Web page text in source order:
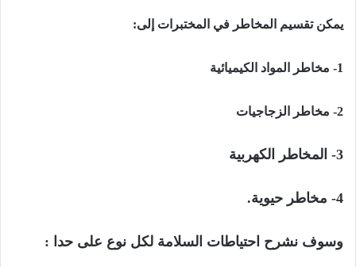
يمكن تقسيم المخاطر في المختبرات إلى:
1- مخاطر المواد الكيميائية
2- مخاطر الزجاجيات
3- المخاطر الكهربية
4- مخاطر حيوية.
وسوف نشرح احتياطات السلامة لكل نوع على حدا :